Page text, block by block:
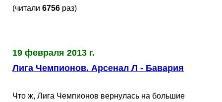
(читали 6756 раз)
19 февраля 2013 г.
Лига Чемпионов. Арсенал Л - Бавария
Что ж, Лига Чемпионов вернулась на большие